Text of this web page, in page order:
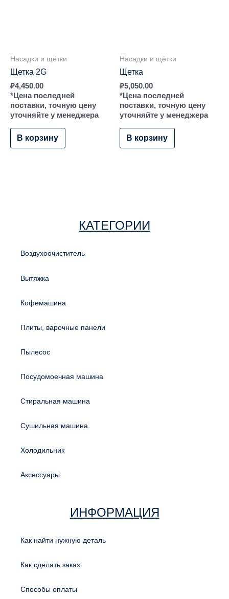
Насадки и щётки
Щетка 2G
₽4,450.00
*Цена последней
поставки, точную цену
уточняйте у менеджера
В корзину
Насадки и щётки
Щетка
₽5,050.00
*Цена последней
поставки, точную цену
уточняйте у менеджера
В корзину
КАТЕГОРИИ
Воздухоочиститель
Вытяжка
Кофемашина
Плиты, варочные панели
Пылесос
Посудомоечная машина
Стиральная машина
Сушильная машина
Холодильник
Аксессуары
ИНФОРМАЦИЯ
Как найти нужную деталь
Как сделать заказ
Способы оплаты